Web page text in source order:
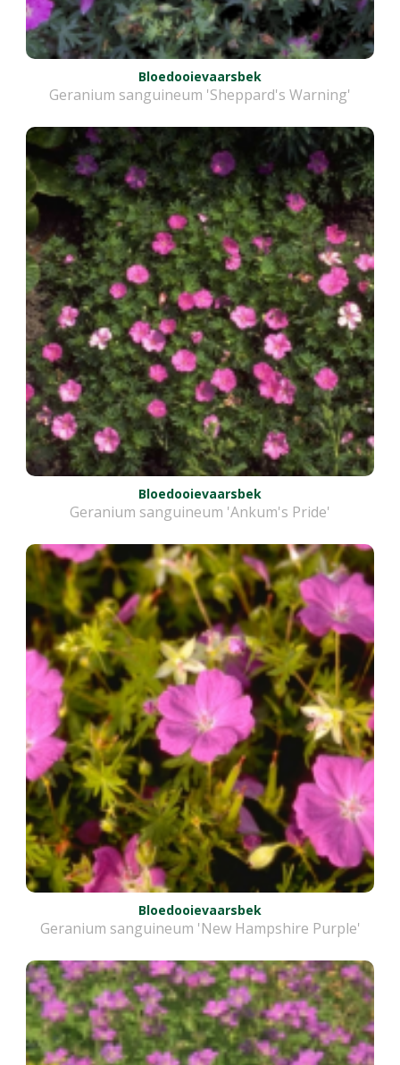
Bloedooievaarsbek
Geranium sanguineum 'Sheppard's Warning'
Bloedooievaarsbek
Geranium sanguineum 'Ankum's Pride'
Bloedooievaarsbek
Geranium sanguineum 'New Hampshire Purple'